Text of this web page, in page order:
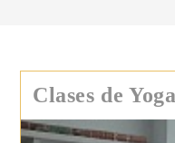
Clases de